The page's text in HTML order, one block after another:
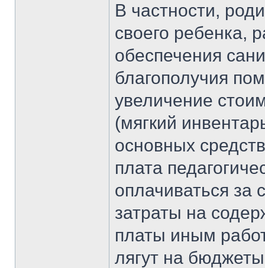
В частности,
своего ребенка,
обеспечения
благополучия
увеличение
(мягкий
основных
плата
оплачиваться за
затраты на
платы иным
лягут на